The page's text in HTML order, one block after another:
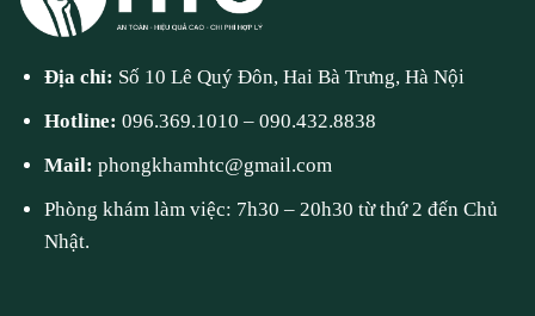
Địa chỉ: Số 10 Lê Quý Đôn, Hai Bà Trưng, Hà Nội
Hotline:096.369.1010 –090.432.8838
Mail:phongkhamhtc@gmail.com
Phòng khám làm việc: 7h30 – 20h30 từ thứ 2 đến Chủ
Nhật.